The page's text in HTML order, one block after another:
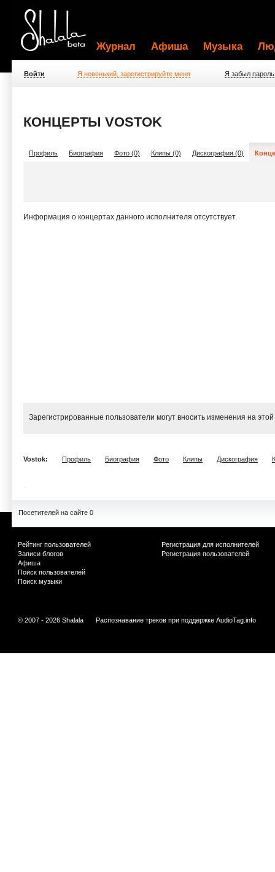
Журнал Афиша Музыка
Войти Я новенький, зарегистрируйте меня Я забыл пароль
КОНЦЕРТЫ VOSTOK
Профиль Биография Фото (0) Клипы (0) Дискография (0)
Информация о концертах данного исполнителя отсутствует.
Зарегистрированные пользователи могут вносить изменения на
Vostok: Профиль Биография Фото Клипы Дискография
Посетителей на сайте 0
Рейтинг пользователей
Записи блогов
Афиша
Поиск пользователей
Поиск музыки
Регистрация для исполнителей
Регистрация пользователей
© 2007 - 2026 Shalala Распознавание треков при поддержке AudioTag.info